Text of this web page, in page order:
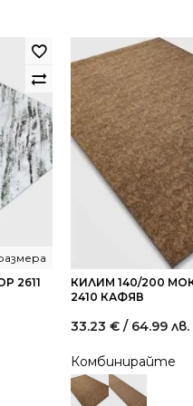
2611
КИЛИМ 140/200
2410 КАФЯВ
33.23 € / 64.99 лв.
Комбинирайте